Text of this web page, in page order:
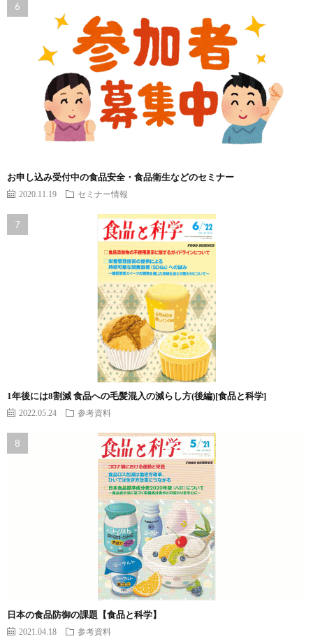
お申し込み受付中の食品安全・食品衛生などのセミナー
2020.11.19 セミナー情報
1年後には8割減 食品への毛髪混入の減らし方(後編)[食品と科学]
2022.05.24 参考資料
日本の食品防御の課題【食品と科学】
2021.04.18 参考資料